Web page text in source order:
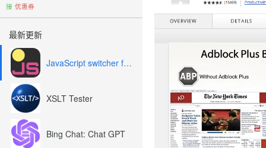
接 优惠券
最新更新
JavaScript switcher for SEO and development
XSLT Tester
Bing Chat: Chat GPT